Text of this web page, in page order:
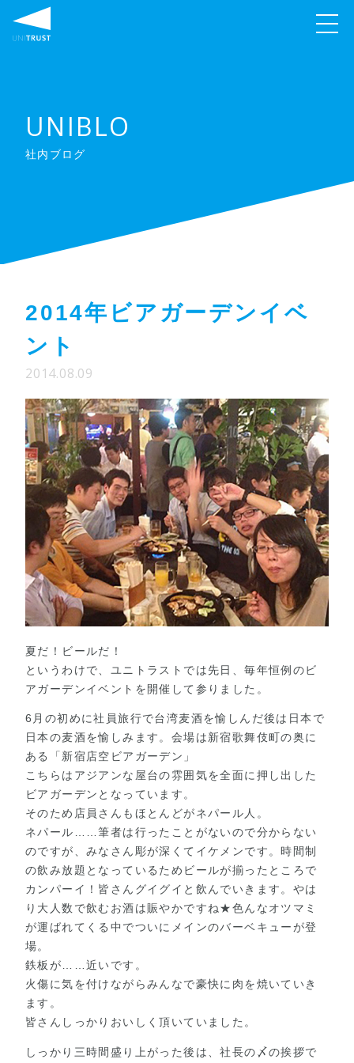
UNIBLO
社内ブログ
2014年ビアガーデンイベ
ント
2014.08.09
夏だ！ビールだ！
というわけで、ユニトラストでは先日、毎年恒例のビ
アガーデンイベントを開催して参りました。
6月の初めに社員旅行で台湾麦酒を愉しんだ後は日本で
日本の麦酒を愉しみます。会場は新宿歌舞伎町の奥に
ある「新宿店空ビアガーデン」
こちらはアジアンな屋台の雰囲気を全面に押し出した
ビアガーデンとなっています。
そのため店員さんもほとんどがネパール人。
ネパール……筆者は行ったことがないので分からない
のですが、みなさん彫が深くてイケメンです。時間制
の飲み放題となっているためビールが揃ったところで
カンパーイ！皆さんグイグイと飲んでいきます。やは
り大人数で飲むお酒は賑やかですね★色んなオツマミ
が運ばれてくる中でついにメインのバーベキューが登
場。
鉄板が……近いです。
火傷に気を付けながらみんなで豪快に肉を焼いていき
ます。
皆さんしっかりおいしく頂いていました。
しっかり三時間盛り上がった後は、社長の〆の挨拶で